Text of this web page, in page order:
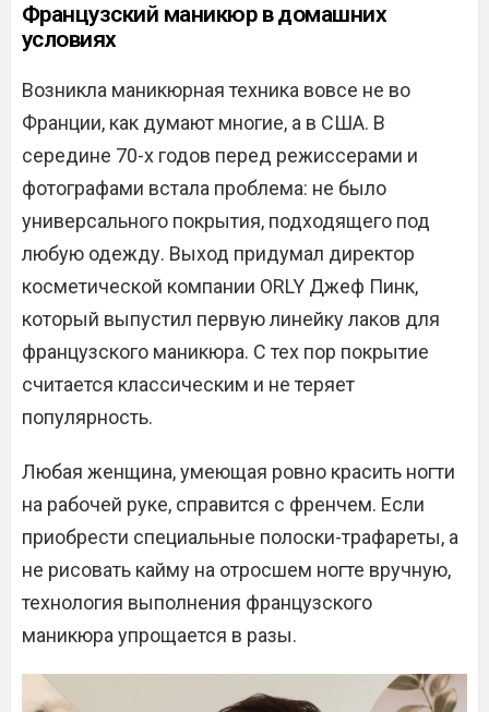
Французский маникюр в домашних
условиях
Возникла маникюрная техника вовсе не во
Франции, как думают многие, а в США. В
середине 70-х годов перед режиссерами и
фотографами встала проблема: не было
универсального покрытия, подходящего под
любую одежду. Выход придумал директор
косметической компании ORLY Джеф Пинк,
который выпустил первую линейку лаков для
французского маникюра. С тех пор покрытие
считается классическим и не теряет
популярность.
Любая женщина, умеющая ровно красить ногти
на рабочей руке, справится с френчем. Если
приобрести специальные полоски-трафареты, а
не рисовать кайму на отросшем ногте вручную,
технология выполнения французского
маникюра упрощается в разы.